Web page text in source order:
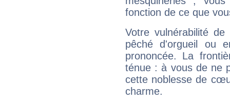
fonction de ce que
Votre vulnérabilité
pêché d'orgueil ou
prononcée. La
ténue : à vous de ne
cette noblesse de
charme.